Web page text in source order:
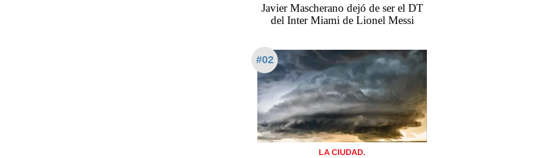
Javier Mascherano dejó de ser el DT
del Inter Miami de Lionel Messi
#02
LA CIUDAD.